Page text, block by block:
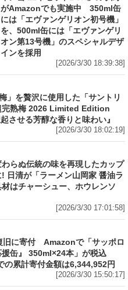
がAmazonでも実施中 350ml缶
には「エヴァンゲリオン初号機」
を、500ml缶には「エヴァンゲリ
オン第13号機」のスペシャルデザ
インを採用
[2026/3/30 18:39:38]
100％「超完熟梅」を贅沢に使
リー梅酒〈山崎蒸溜所貯蔵梅
Limited Edition 750ml」の
桃を想起させる芳醇な香りと味
監修で創業から変わらぬ伝統の
「ラーメン山岡家 醤油ラーメ
アル発売～具材はチャーシュ
[2026/3/30 17:01:58]
1円を熊本城災害復旧に寄付
ッポロ生ビール黒ラベル『熊本